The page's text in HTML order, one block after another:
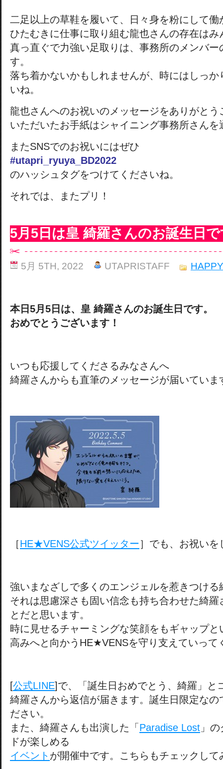
二足以上の草鞋を履いて、日々身を粉にして
ひたむきに仕事に取り組む龍也さんの存在はみ
真っ直ぐで力強い足取りは、事務所のメンバー
す。
落ち着かないかもしれませんが、時にはしっ
いね。
龍也さんへのお祝いのメッセージをありがとう
いただいたお手紙はシャイニング事務所さん
またSNSでのお祝いにはぜひ
#utapri_ryuya_BD2022
のハッシュタグをつけてくださいね。
それでは、またプリ！
5月5日は皇 綺羅さんのお誕生日
5月 5TH, 2022 UTAPRISTAFF
本日5月5日は、皇 綺羅さんのお誕生日です。
おめでとうございます！
いつも応援してくださるみなさんへ
綺羅さんからも直筆のメッセージが届いていま
［HE★VENS公式ツイッター］でも、お祝いを
強いまなざしで多くのエンジェルを惹きつける
それは思慮深さも固い信念も持ち合わせた綺
とだと思います。
時に見せるチャーミングな笑顔をもギャップと
高みへと向かうHE★VENSを守り支えていって
[公式LINE]で、「誕生日おめでとう、綺羅」と
綺羅さんから返信が届きます。誕生日限定な
ださい。
また、綺羅さんも出演した「 Paradise Lost 」
ドが楽しめる
イベント が開催中です。こちらもチェックして